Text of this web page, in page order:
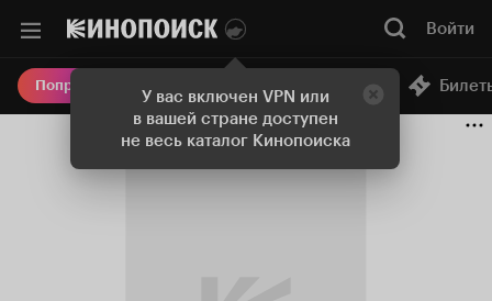
У вас включен VPN или
в вашей стране доступен
не весь каталог Кинопоиска
Войти
Попробовать Плюс Онлайн-кинотеатр